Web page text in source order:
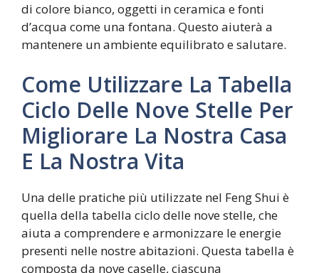
di colore bianco, oggetti in ceramica e fonti
d’acqua come una fontana. Questo aiuterà a
mantenere un ambiente equilibrato e salutare.
Come Utilizzare La Tabella
Ciclo Delle Nove Stelle Per
Migliorare La Nostra Casa
E La Nostra Vita
Una delle pratiche più utilizzate nel Feng Shui è
quella della tabella ciclo delle nove stelle, che
aiuta a comprendere e armonizzare le energie
presenti nelle nostre abitazioni. Questa tabella è
composta da nove caselle, ciascuna